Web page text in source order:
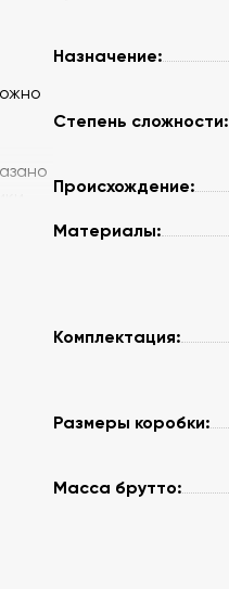
Назначение:
Степень сложности:
Происхождение:
Материалы:
Комплектация:
Размеры коробки:
Масса брутто: